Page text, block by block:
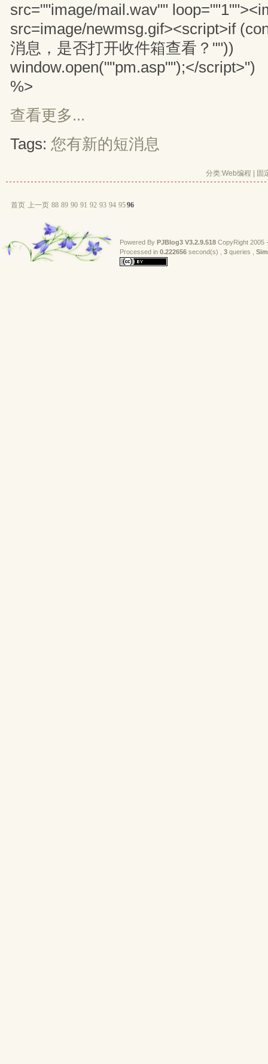
src=""image/mail.wav""
src=image/newmsg.gif><script>if
消息，是否打开收件箱查看？""))
window.open(""pm.asp"");</script>")
%>
查看更多...
Tags: 您有新的短消息
分类:Web编程 固
首页 上一页 88 89 90 91 92 93 94 9596
Powered By PJBlog3 V3.2.9.518 CopyRight 2005
Processed in 0.222656 second(s) , 3 queries ,